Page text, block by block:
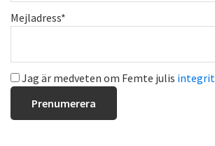
Mejladress*
Jag är medveten om Femte julis